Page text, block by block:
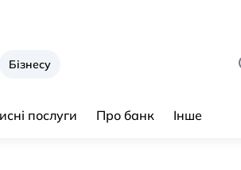
Бізнесу
послуги Про банк Інше